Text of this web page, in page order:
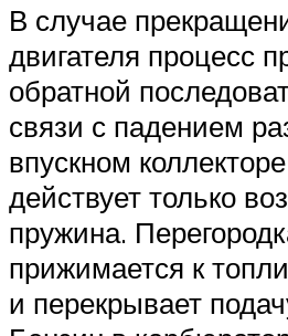
В случае
двигателя процесс
обратной
связи с падением
впускном
действует только
пружина.
прижимается к
и перекрывает